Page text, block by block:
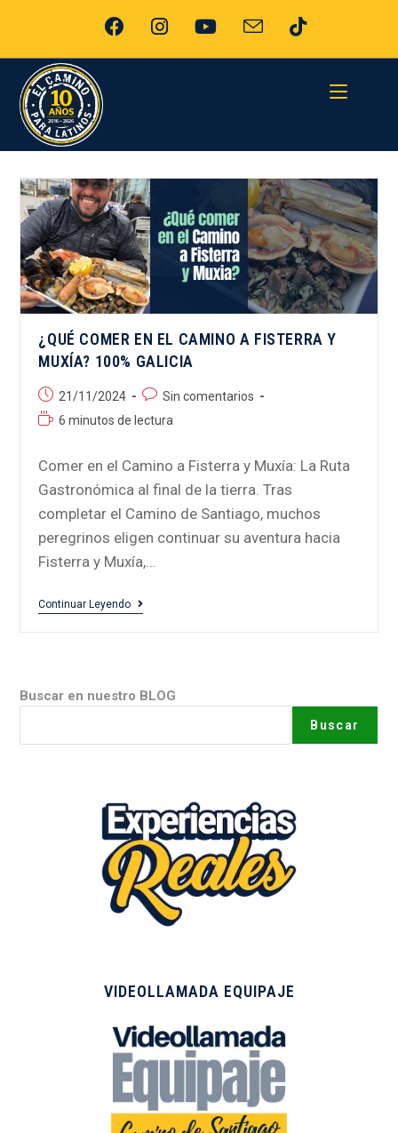
¿QUÉ COMER EN EL CAMINO A FISTERRA Y
MUXÍA? 100% GALICIA
21/11/2024
Sin comentarios
6 minutos de lectura
Comer en el Camino a Fisterra y Muxía: La Ruta
Gastronómica al final de la tierra. Tras
completar el Camino de Santiago, muchos
peregrinos eligen continuar su aventura hacia
Fisterra y Muxía,…
Continuar Leyendo
Buscar en nuestro BLOG
Buscar
VIDEOLLAMADA EQUIPAJE